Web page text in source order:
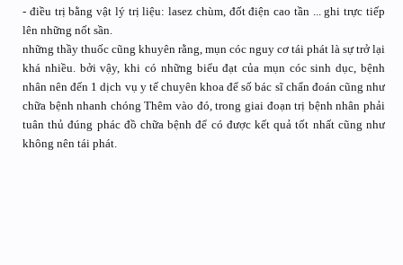
- điều trị bằng vật lý trị liệu: lasez chùm, đốt điện cao tần ... ghi trực tiếp
lên những nốt sần.
những thầy thuốc cũng khuyên rằng, mụn cóc nguy cơ tái phát là sự trở lại
khá nhiều. bởi vậy, khi có những biểu đạt của mụn cóc sinh dục, bệnh
nhân nên đến 1 dịch vụ y tế chuyên khoa để số bác sĩ chẩn đoán cũng như
chữa bệnh nhanh chóng Thêm vào đó, trong giai đoạn trị bệnh nhân phải
tuân thủ đúng phác đồ chữa bệnh để có được kết quả tốt nhất cũng như
không nên tái phát.